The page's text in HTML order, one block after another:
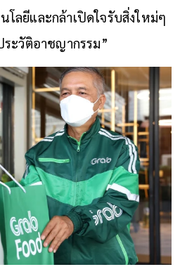
โลยีและกล้าเปิดใจรับสิ่งใหม่ๆ
ะวัติอาชญากรรม”